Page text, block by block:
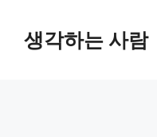
content생각하는 사람